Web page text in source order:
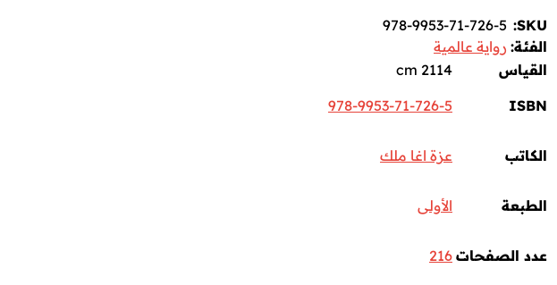
SKU:
978-9953-71-726-5
الفئة: رواية عالمية
القياس
2114 cm
ISBN
978-9953-71-726-5
الكاتب عزة اغا ملك
الطبعة الأولى
عدد الصفحات 216